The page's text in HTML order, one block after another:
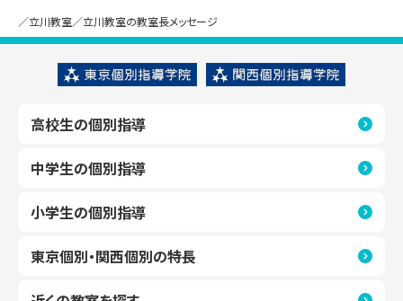
立川教室 立川教室の教室長メッセージ
高校生の個別指導
中学生の個別指導
小学生の個別指導
東京個別・関西個別の特長